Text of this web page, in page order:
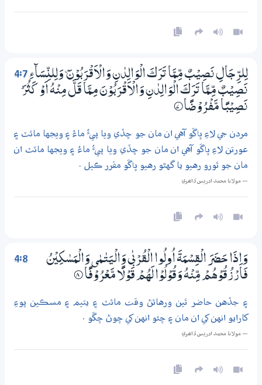
4:7 لِلرِّجَالِ نَصِيْبٌ مِّـمَّا تَرَكَ الْوَالِدٰنِ وَالْاَقْرَبُوْنَ ۠ وَلِلنِّسَاۗءِ
نَصِيْبٌ مِّـمَّا تَرَكَ الْوَالِدٰنِ وَالْاَقْرَبُوْنَ مِـمَّا قَلَّ مِنْهُ اَوْ كَثُرَ ۭ
نَصِيْبًا مَّفْرُوْضًا 7‏۝
مردن جي لاءِ ڀاڱو آهي ان مان جو ڇڏي ويا پيءُ ماءُ ۽ ويجها مائٽ ۽
عورتن لاءِ ڀاڱو آهي ان مان جو ڇڏي ويا پيءُ ماءُ ۽ ويجها مائٽ ان
مان جو ٿورو رهيو يا گهڻو رهيو ڀاڱو مقرر ڪيل .
— مولانا محمد ادريس ڏاھري
4:8
وَاِذَا حَضَرَ الْقِسْمَةَ اُولُوا الْقُرْبٰي وَالْيَتٰـمٰى وَالْمَسٰكِيْنُ
فَارْزُقُوْھُمْ مِّنْهُ وَقُوْلُوْا لَھُمْ قَوْلًا مَّعْرُوْفًا
8‏۝
۽ جڏهن حاضر ٿين ورهائڻ وقت مائٽ ۽ يتيم ۽ مسڪين پوءِ
کارايو انهن کي ان مان ۽ چئو انهن کي چوڻ چڱو .
— مولانا محمد ادريس ڏاھري